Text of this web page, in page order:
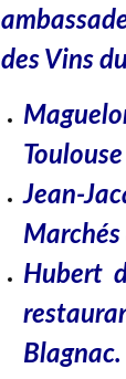
des Vins
Jean-
Marchés
Hubert
Blagnac.